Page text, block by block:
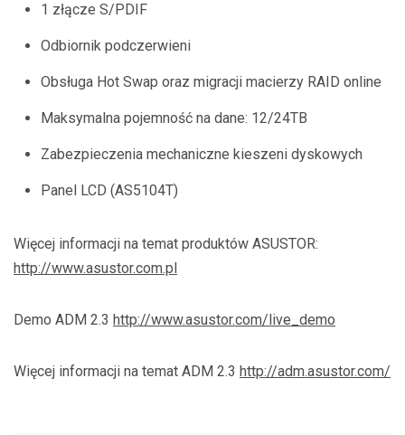
1 złącze S/PDIF
Odbiornik podczerwieni
Obsługa Hot Swap oraz migracji macierzy RAID online
Maksymalna pojemność na dane: 12/24TB
Zabezpieczenia mechaniczne kieszeni dyskowych
Panel LCD (AS5104T)
Więcej informacji na temat produktów ASUSTOR:
http://www.asustor.com.pl
Demo ADM 2.3 http://www.asustor.com/live_demo
Więcej informacji na temat ADM 2.3 http://adm.asustor.com/